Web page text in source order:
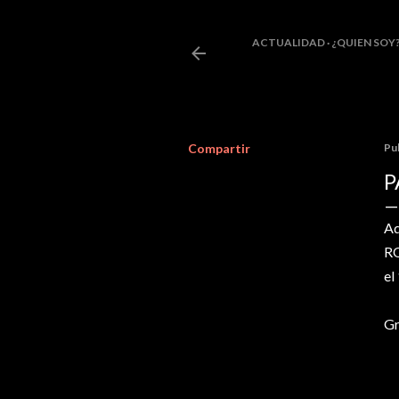
ACTUALIDAD ¿QUIEN
Compartir
el